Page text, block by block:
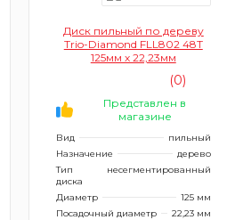
Диск пильный по дереву
Trio-Diamond FLL802 48Т
125мм х 22,23мм
(0)
Представлен в
магазине
Вид
пильный
Назначение
дерево
Тип
диска
несегментированный
Диаметр
125 мм
Посадочный диаметр
22,23 мм